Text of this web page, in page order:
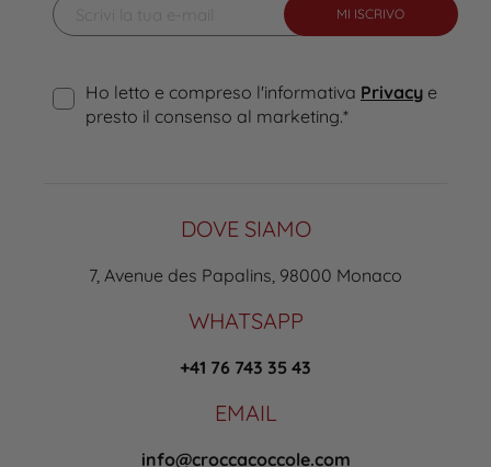
MI ISCRIVO
Ho letto e compreso l'informativa Privacye
presto il consenso al marketing.*
DOVE SIAMO
7, Avenue des Papalins, 98000 Monaco
WHATSAPP
+41 76 743 35 43
EMAIL
info@croccacoccole.com